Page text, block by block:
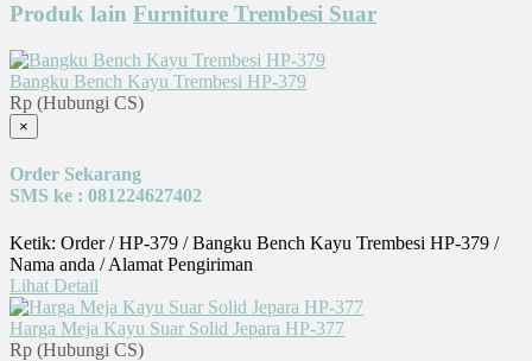
Produk lain Furniture Trembesi Suar
Bangku Bench Kayu Trembesi HP-379
Rp (Hubungi CS)
×
Order Sekarang
SMS ke : 081224627402
Ketik: Order / HP-379 / Bangku Bench Kayu Trembesi HP-379 /
Nama anda / Alamat Pengiriman
Lihat Detail
Harga Meja Kayu Suar Solid Jepara HP-377
Rp (Hubungi CS)